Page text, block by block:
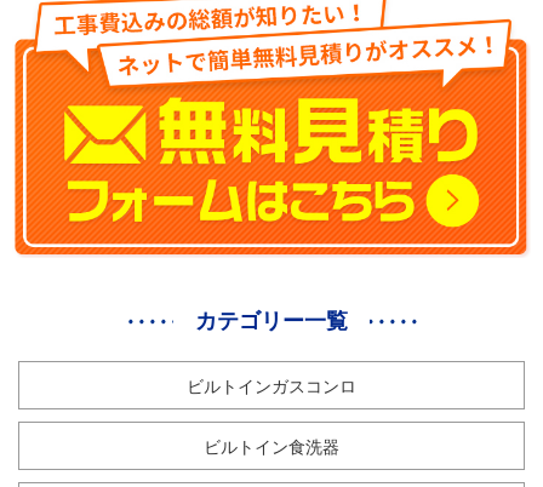
カテゴリー一覧
ビルトインガスコンロ
ビルトイン食洗器